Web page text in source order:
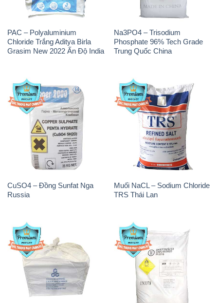
PAC – Polyaluminium
Chloride Trắng Aditya Birla
Grasim New 2022 Ấn Độ India
Na3PO4 – Trisodium
Phosphate 96% Tech Grade
Trung Quốc China
CuSO4 – Đồng Sunfat Nga
Russia
Muối NaCL – Sodium Chloride
TRS Thái Lan